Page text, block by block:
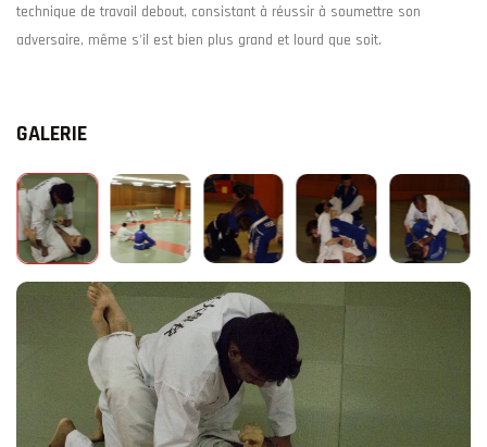
technique de travail debout, consistant à réussir à soumettre son
adversaire, même s'il est bien plus grand et lourd que soit.
GALERIE